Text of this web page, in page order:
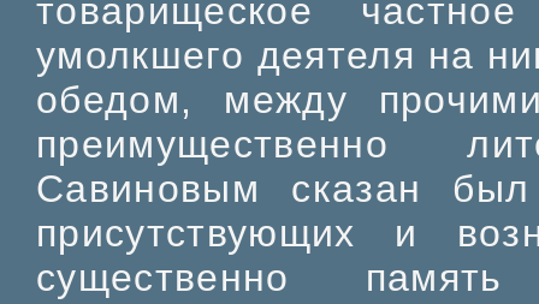
товарищеское
умолкшего деятеля на
обедом, между
преимущественно
Савиновым сказан
присутствующих и
существенно